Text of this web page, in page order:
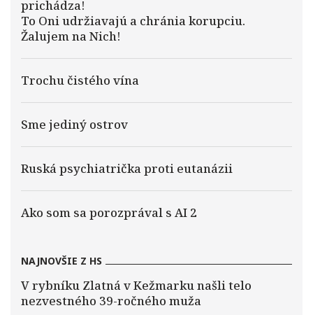
prichádza!
To Oni udržiavajú a chránia korupciu.
Žalujem na Nich!
Trochu čistého vína
Sme jediný ostrov
Ruská psychiatrička proti eutanázii
Ako som sa porozprával s AI 2
NAJNOVŠIE Z HS
V rybníku Zlatná v Kežmarku našli telo
nezvestného 39-ročného muža